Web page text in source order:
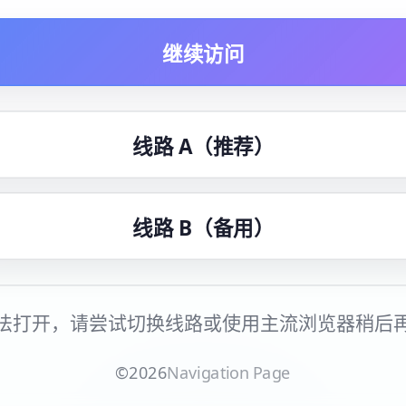
继续访问
线路 A（推荐）
线路 B（备用）
打开，请尝试切换线路或使用主流浏览器稍后
©2026Navigation Page